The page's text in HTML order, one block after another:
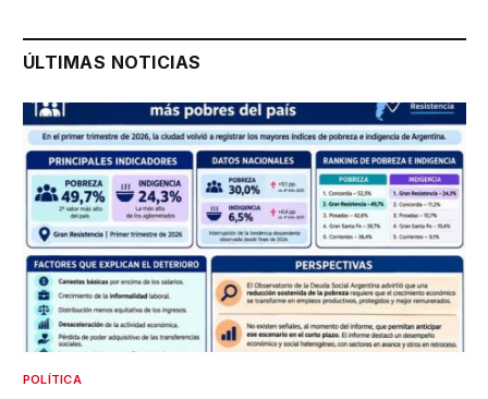
ÚLTIMAS NOTICIAS
POLÍTICA